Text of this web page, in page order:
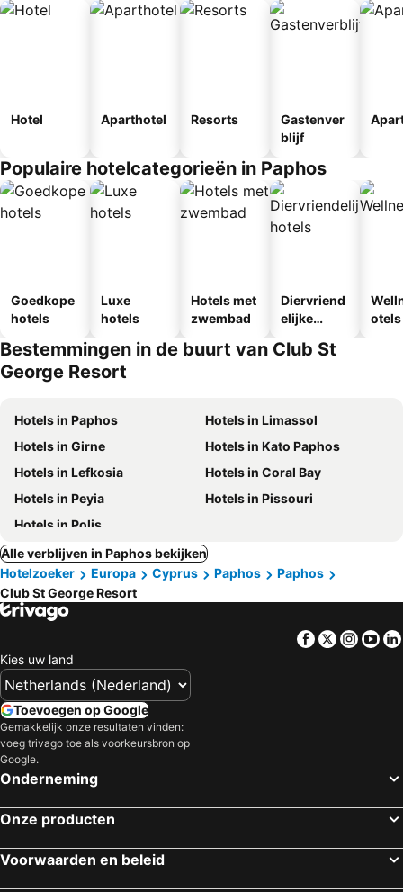
Hotel Aparthotel Resorts
Gastenver
blijf
Populaire hotelcategorieën in Paphos
Goedkope
hotels
Luxe
hotels
Hotels met
zwembad
Diervriend
elijke
otels
Bestemmingen in de buurt van Club St
George Resort
Hotels in Paphos
Hotels in Limassol
Hotels in Girne
Hotels in Kato Paphos
Hotels in Lefkosia
Hotels in Coral Bay
Hotels in Peyia
Hotels in Pissouri
Hotels in Polis
Alle verblijven in Paphos bekijken
Hotelzoeker
Europa Cyprus Paphos
Paphos
Club St George Resort
Facebook
Twitter
Kies uw land
Toevoegen op Google
Gemakkelijk onze resultaten vinden:
voeg trivago toe als voorkeursbron op
Google.
Onderneming
Onze producten
Voorwaarden en beleid